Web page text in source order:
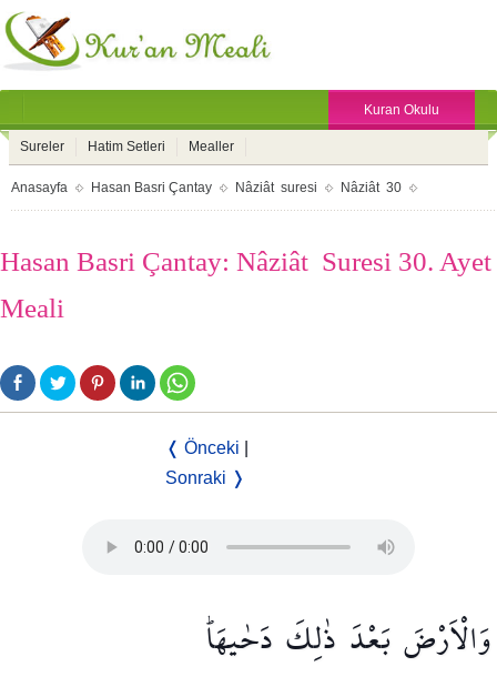
Kuran Okulu
Sureler Hatim Setleri Mealler
Anasayfa Hasan Basri Çantay Nâziât suresi Nâziât 30
Hasan Basri Çantay: Nâziât Suresi 30. Ayet
Meali
❬ Önceki
Sonraki ❭
وَالْاَرْضَبَعْدَ ذٰلِكَ دَحٰيهَاۜ